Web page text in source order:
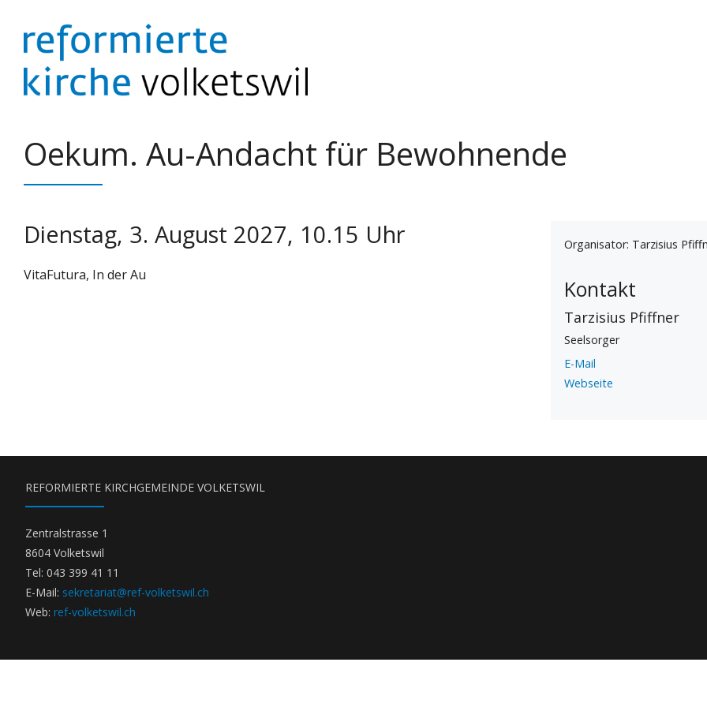
zum
Inhalt
Oekum. Au-Andacht für Bewohnende
Dienstag, 3. August 2027, 10.15 Uhr
VitaFutura, In der Au
Organisator: Tarzisius
Kontakt
Tarzisius Pfiffner
Seelsorger
E-Mail
Webseite
REFORMIERTE KIRCHGEMEINDE VOLKETSWIL
Zentralstrasse 1
8604 Volketswil
Tel: 043 399 41 11
E-Mail: sekretariat@ref-volketswil.ch
Web: ref-volketswil.ch